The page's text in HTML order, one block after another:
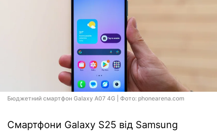
Бюджетний смартфон Galaxy A07 4G | Фото: phonearena.com
Смартфони Galaxy S25 від Samsung